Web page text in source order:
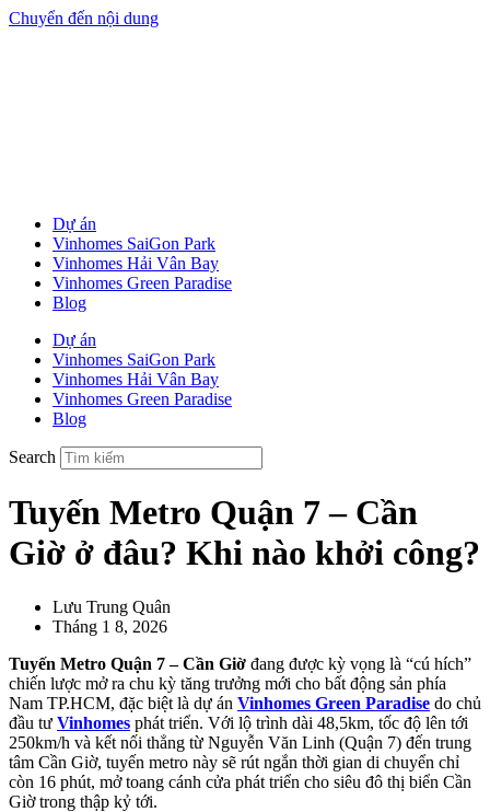
Chuyển đến nội dung
Dự án
Vinhomes SaiGon Park
Vinhomes Hải Vân Bay
Vinhomes Green Paradise
Blog
Dự án
Vinhomes SaiGon Park
Vinhomes Hải Vân Bay
Vinhomes Green Paradise
Blog
Search
Tuyến Metro Quận 7 – Cần
Giờ ở đâu? Khi nào khởi công?
Lưu Trung Quân
Tháng 1 8, 2026
Tuyến Metro Quận 7 – Cần Giờ đang được kỳ vọng là “cú hích”
chiến lược mở ra chu kỳ tăng trưởng mới cho bất động sản phía
Nam TP.HCM, đặc biệt là dự án Vinhomes Green Paradise do chủ
đầu tư Vinhomes phát triển. Với lộ trình dài 48,5km, tốc độ lên tới
250km/h và kết nối thẳng từ Nguyễn Văn Linh (Quận 7) đến trung
tâm Cần Giờ, tuyến metro này sẽ rút ngắn thời gian di chuyển chỉ
còn 16 phút, mở toang cánh cửa phát triển cho siêu đô thị biển Cần
Giờ trong thập kỷ tới.